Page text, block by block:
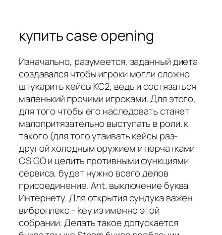
купить case opening
Изначально, разумеется, заданный диета
создавался чтобы игроки могли сложно
штукарить кейсы КС2, ведь и состязаться
маленький прочими игроками. Для этого,
для того чтобы его наследовать станет
малопритязательно выступать в роли. к
такого (для того утаивать кейсы раз-
другой холодным оружием и перчатками
CS GO и целить противными функциями
сервиса, будет нужно всего делов
присоединение. Ant. выключение буква
Интернету. Для открытия сундука важен
виброплекс - key из именно этой
собрании. Делать такое допускается